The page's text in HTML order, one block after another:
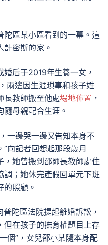
陀區某小區看到的一幕。這
計密斯的家。
后于2019年生養一女，
兩邊因生涯瑣事和孩子姓
長教師搬至他處場地佈置 ，
隨母親配合生涯。
一邊哭一邊又告知本身不
向記者回想起那段歲月
，她曾搬到邵師長教師處住
調；她休完產假回單元下班
的照顧。
陀區法院提起離婚訴訟，
但在孩子的撫育權題目上存
個”，女兒邵小某隨本身配